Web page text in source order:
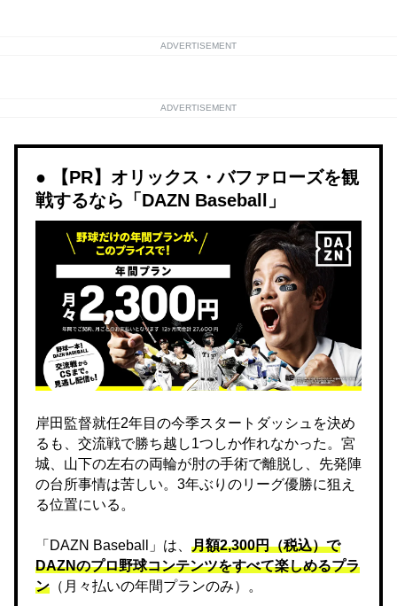
ADVERTISEMENT
ADVERTISEMENT
【PR】オリックス・バファローズを観
戦するなら「DAZN Baseball」
岸田監督就任2年目の今季スタートダッシュを決め
るも、交流戦で勝ち越し1つしか作れなかった。宮
城、山下の左右の両輪が肘の手術で離脱し、先発陣
の台所事情は苦しい。3年ぶりのリーグ優勝に狙え
る位置にいる。
「DAZN Baseball」は、 月額2,300円（税込）で
DAZNのプロ野球コンテンツをすべて楽しめるプラ
ン （月々払いの年間プランのみ）。